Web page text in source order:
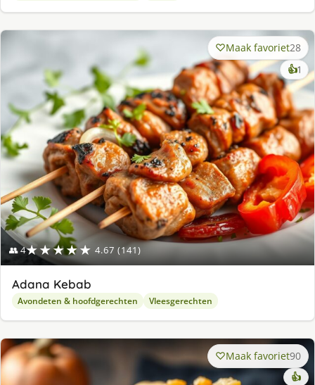
👥 4★★★★★ 4.67 (141)
Maak favoriet28
👍1
Adana Kebab
Avondeten & hoofdgerechten Vleesgerechten
Maak favoriet90
👍